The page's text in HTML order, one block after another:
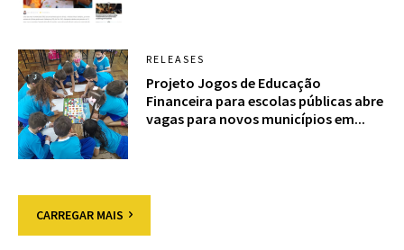
RELEASES
Projeto Jogos de Educação
Financeira para escolas públicas abre
vagas para novos municípios em...
CARREGAR MAIS